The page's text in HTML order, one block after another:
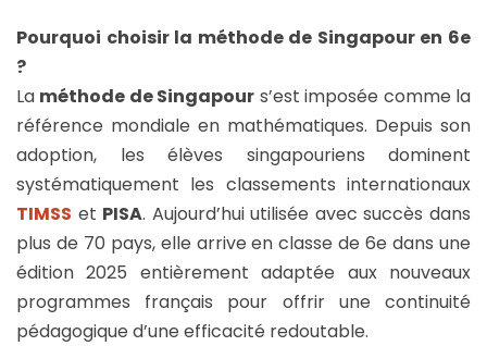
Pourquoi choisir la méthode de Singapour en 6e
?
La méthode de Singapour s’est imposée comme la
référence mondiale en mathématiques. Depuis son
adoption, les élèves singapouriens dominent
systématiquement les classements internationaux
TIMSS et PISA. Aujourd’hui utilisée avec succès dans
plus de 70 pays, elle arrive en classe de 6e dans une
édition 2025 entièrement adaptée aux nouveaux
programmes français pour offrir une continuité
pédagogique d’une efficacité redoutable.